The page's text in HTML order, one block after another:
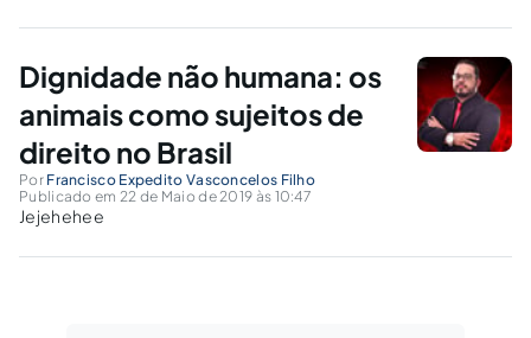
para a convivência social, busca-se garantir a
sociedade equilibrada.
Dignidade não humana: os
animais como sujeitos de
direito no Brasil
Por Francisco Expedito Vasconcelos Filho
Publicado em 22 de Maio de 2019 às 10:47
Jejehehee